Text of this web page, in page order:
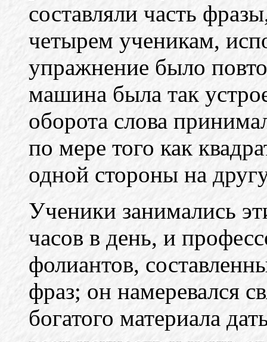
составляли часть
четырем ученикам,
упражнение было
машина была так
оборота слова
по мере того как
одной стороны на
Ученики занимались
часов в день, и
фолиантов,
фраз; он намеревался
богатого материала